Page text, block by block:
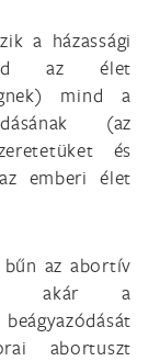
a házassági
az élet
mind a
(az
és
emberi élet
az abortív
akár a
abortuszt